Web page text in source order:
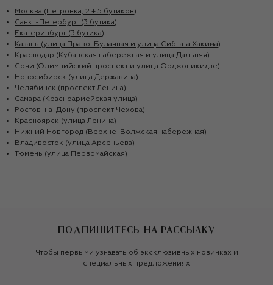
Москва (Петровка, 2 + 5 бутиков)
Санкт-Петербург (3 бутика)
Екатеринбург (3 бутика)
Казань (улица Право-Булачная и улица Сибгата Хакима)
Краснодар (Кубанская набережная и улица Дальняя)
Сочи (Олимпийский проспект и улица Орджоникидзе)
Новосибирск (улица Державина)
Челябинск (проспект Ленина)
Самара (Красноармейская улица)
Ростов-на-Дону (проспект Чехова)
Красноярск (улица Ленина)
Нижний Новгород (Верхне-Волжская набережная)
Владивосток (улица Арсеньева)
Тюмень (улица Первомайская)
ПОДПИШИТЕСЬ НА РАССЫЛКУ
Чтобы первыми узнавать об эксклюзивных новинках и
специальных предложениях